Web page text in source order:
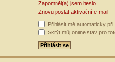
Zapomněl(a) jsem heslo
Znovu poslat aktivační e-mail
Přihlásit mě automaticky
Skrýt můj online stav pro